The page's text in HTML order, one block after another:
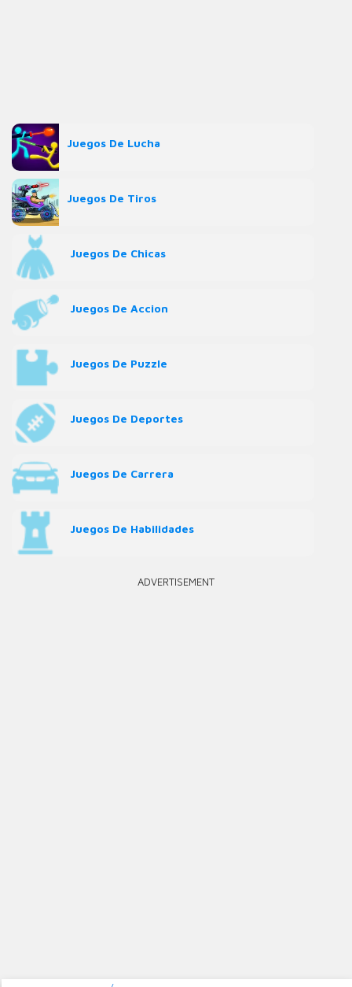
Juegos De Lucha
Juegos De Tiros
Juegos De Chicas
Juegos De Accion
Juegos De Puzzle
Juegos De Deportes
Juegos De Carrera
Juegos De Habilidades
ADVERTISEMENT